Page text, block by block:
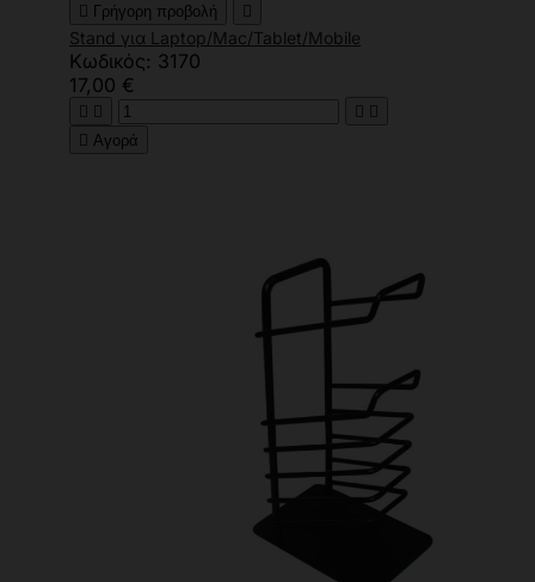
 Γρήγορη προβολή 
Stand για Laptop/Mac/Tablet/Mobile
Κωδικός: 3170
17,00 €
   
 Αγορά